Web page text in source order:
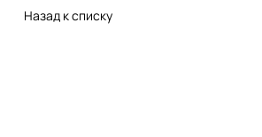
Назад к списку